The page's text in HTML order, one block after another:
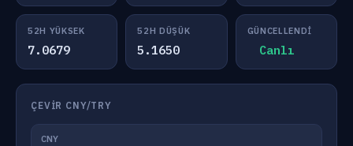
52H YÜKSEK
7.0679
52H DÜŞÜK
5.1650
GÜNCELLENDI
Canlı
ÇEVIR CNY/TRY
CNY